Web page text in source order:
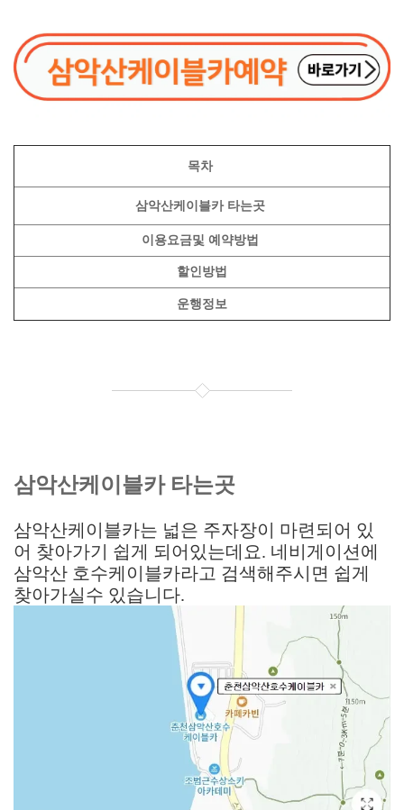
목차
삼악산케이블카 타는곳
이용요금및 예약방법
할인방법
운행정보
삼악산케이블카 타는곳
삼악산케이블카는 넓은 주자장이 마련되어 있
어 찾아가기 쉽게 되어있는데요. 네비게이션에
삼악산 호수케이블카라고 검색해주시면 쉽게
찾아가실수 있습니다.